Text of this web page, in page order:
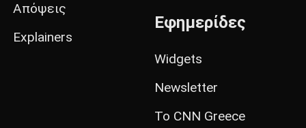
Απόψεις
Explainers
Εφημερίδες
Widgets
Newsletter
Το CNN Greece